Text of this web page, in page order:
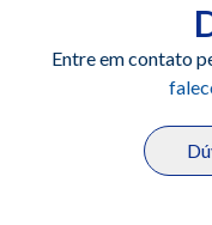
Entre em contato